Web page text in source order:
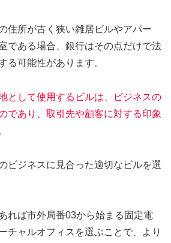
住所が古く狭い雑居ビルやアパー
である場合、銀行はその点だけで法
る可能性があります。
として使用するビルは、ビジネスの
であり、取引先や顧客に対する印象
ビジネスに見合った適切なビルを選
れば市外局番03から始まる固定電
チャルオフィスを選ぶことで、より